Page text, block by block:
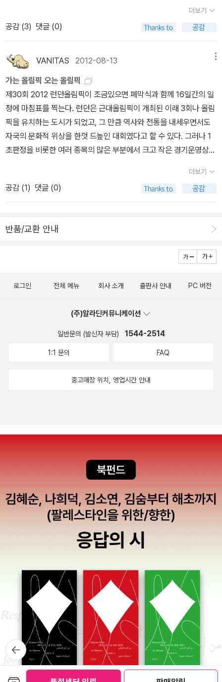
쌀맞음, 또는 예의바름'이다. 이것은 앞으로 아무리 많은 세월이 흘러
도 변하지 않을 런더너의 특성일 것이다. 왜냐하면 영국인은 예나 지
더 즐긴다. 마지막으로 하나 더 옛날 옛적 '엘리자베스 여왕이 젊었던
시절'의 더블 데커(이층버스)에는 운전사와 차장이 타고 있었다. 런던
사투리를 쓰는 차장들이 손님의 표를 받아서 목에 걸고 있는 통에 넣
어 찌르륵~하고 구멍을 뚫어주곤 했다. 그러니까 90년대에 런던을
다녀왔던 나는 말 그대로 '옛날 옛적'에 여행을 한 셈이다. 그러니 런
던을 다시 가게 된다면 이런 책을 부지런히 읽어야 되는데, 엉? 이 책
이 나온지 10년이 되어가네. 뭘 읽어야지? * 곰브리치의 <서양미술
그가 영국으로 망명해 런던 대학교 교수를 지내면서 썼다고.
걸, 도시가 결코 하루 아침에 만들어진 게 아니라는 걸 절실히 느낄 수
관심을 가지고 이해할 수 있는 여유를 가질 수 있지 않을까. 도시에 대
락(Bring up the bodies)>은 책은 가지고 있지만 아직 읽지는 못했
다. 두 책 모두 부커상 수상작이다. 한 작가가 두번이나 맨부커상을 수
서는 <울프 홀>은 그렇게 재미있지는 않았다. 어쨋든 <앤불린의 몰
락>도 런던 가기 전에 읽어보면 좋을 것이다.그 기구한 팔자의 면면
들이 내셔널 갤러리 뒤편 국립 초상화 미술관에 다 있다고 한다.맨틀
의 크롬웰 이야기는 3부작이라고 하는데 3부에 해당하는 책은 아직
꽤 긴 ‘들어가는 말’을 읽고 나면 이 책이 독자를 낚기 위한 의도에서
‘런더너’라고 제목을 달지는 않았다는 것을 알게 될 것이다.베이징의
10분의 1 크기에 약 300개 언어를 사용하는 750만명이 살고 있는
런던. ‘들어가는 말’만 놓고 보면 저자에게 런던은 그다지 우호적이지
도 매력적이지도 않았던 것 같다. 심지어 “나는 도시가 자체적으로 날
밀쳐내고 있다고 느꼈다.”(14p)고 말할 정도이다. 언어소통
이 자유로운 캐나다인이 그렇게 느꼈을 정도이니 의사소통이 불편하
고 문화 차이가 큰 동양인에게 런던은 어떻게 다가오겠는가. 그러나
이 책은 그와는 조금 다르게 접근한다. 조금만 더 들여다보면 저자가
왜 제목을 ‘런더너’라고 지었는지 이해가 간다. 저자는 “나는 한 번도
누가 런더너이고, 누가 런더너가 아닌지 구분한 적이 없다.”(22p)고
했다. 이는 진정한 런더너라면 “런던 토박이이고, 마리르보 교회 종소
리가 들리는 곳에서 태어난 존재여야만 한다.”라고 말할 수 있겠다 싶
자는 이렇게 말한다. “런더너를 정의하는 말들 중에서 내가 유일하게
p) 저자 크레이그 테일러는 5년간 런던 전역을 돌며 200명의 ‘런더
너’를 만나 인터뷰한 결과, 그렇게 말할 수 있었다. 이 책은 바로 그 말
을 내놓는 데 이르기까지 저자가 인터뷰한 기록이다. 3장에 걸쳐 18
다에서 온 사람들도 있고, 다채로운 일을 하는 각양각색의 사람들이
더보기
공감 (3) 댓글 (0)
VANITAS 2012-08-13
가는 올림픽 오는 올림픽
제30회 2012 런던올림픽이 조금있으면 폐막식과 함께 16일간의 일
정에 마침표를 찍는다. 런던은 근대올림픽이 개최된 이래 3회나 올림
픽을 유치하는 도시가 되었고, 그 만큼 역사와 전통을 내세우면서도
자국의 문화적 위상을 한껏 드높인 대회였다고 할 수 있다. 그러나 1
초판정을 비롯한 여러 종목의 많은 부분에서 크고 작은 경기운영상의
되었다. 어찌됐든 이제 2012 런던올림픽은 지고 2016 리우 올림픽
을 향해 선수들은 다시금 마음을 다잡을 것이다. 이 포스팅에서는 영
국와 브라질에 관해 볼만한 도서들을 추려본다. 내가 다 본것은 아니
람에게 유용한 포스팅이 되길 바란다. <영국편> 영
국사에 관한한 박지향 교수가 단연 출판계에선 많이 알려진 저자다.
그의 저서 <클래식 영국사> <영국적인, 너무나 영국적인>은 영국사
퍼드 영국사>도 함께보면 좋을 자료고 니얼 퍼거슨의 <제국>또한 영
국 바꾸지 않아도 행복한 나라>와 <런던 숨어있는 보석을 찾아서>
는 이미 베스트셀러 반열에 오른 잘 알려진 책들이다.
진에 쓰잘때기 없는 글 써놓은건 뺐다. 맘에 드는것만 추렸다. 영국은
해외에 여러개의 연방을 거느린 연방국가다. 따라서 그들의 역사 또
어준다. <스코틀랜드의 여왕 메리>도 유일한 참고서적이 될만하다.
는 것 같다. 아무래도 다른나라의 지역사이기 때문일까.. <브라질편
으로만 알려져있지 그 실상과 문화는 모르는것이 사실이다. 아마 201
6년 올림픽이 열리기전에 많은 여행서와 브라질 관련서가 나올 것으
만 브라질을 이해하는데 큰 도움이 되며 나머지 책들은 가볍게 읽어
도 좋을 내용들로 채워져있다.
더보기
공감 (1) 댓글 (0)
반품/교환 안내
뒤로가
기
로그인 전체 메뉴 회사 소개 출판사 안내 PC 버전
(주)알라딘커뮤니케이션
일반문의 (발신자 부담) 1544-2514
1:1 문의 FAQ
중고매장 위치, 영업시간 안내